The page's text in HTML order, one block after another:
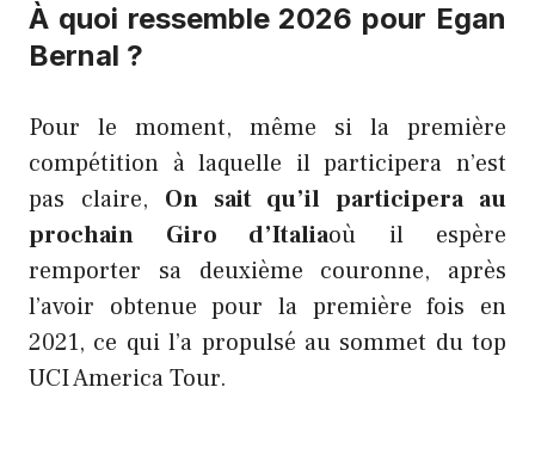
À quoi ressemble 2026 pour Egan
Bernal ?
Pour le moment, même si la première
compétition à laquelle il participera n’est
pas claire, On sait qu’il participera au
prochain Giro d’Italiaoù il espère
remporter sa deuxième couronne, après
l’avoir obtenue pour la première fois en
2021, ce qui l’a propulsé au sommet du top
UCI America Tour.